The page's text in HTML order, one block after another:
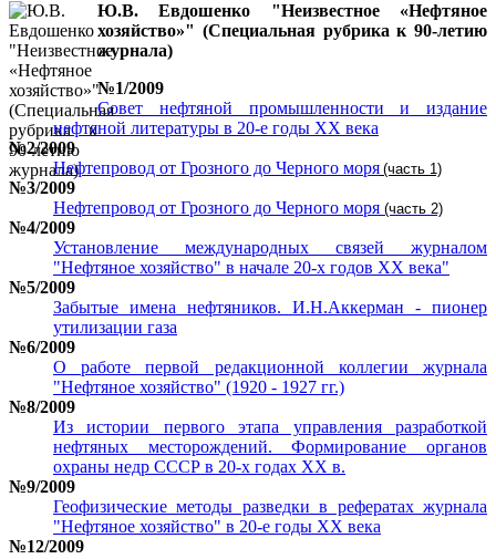
Ю.В. Евдошенко "Неизвестное «Нефтяное
хозяйство»" (Специальная рубрика к 90-летию
журнала)
№1/2009
Совет нефтяной промышленности и издание
нефтяной литературы в 20-е годы ХХ века
№2/2009
Нефтепровод от Грозного до Черного моря (часть 1)
№3/2009
Нефтепровод от Грозного до Черного моря (часть 2)
№4/2009
Установление международных связей журналом
"Нефтяное хозяйство" в начале 20-х годов ХХ века"
№5/2009
Забытые имена нефтяников. И.Н.Аккерман - пионер
утилизации газа
№6/2009
О работе первой редакционной коллегии журнала
"Нефтяное хозяйство" (1920 - 1927 гг.)
№8/2009
Из истории первого этапа управления разработкой
нефтяных месторождений. Формирование органов
охраны недр СССР в 20-х годах ХХ в.
№9/2009
Геофизические методы разведки в рефератах журнала
"Нефтяное хозяйство" в 20-е годы ХХ века
№12/2009